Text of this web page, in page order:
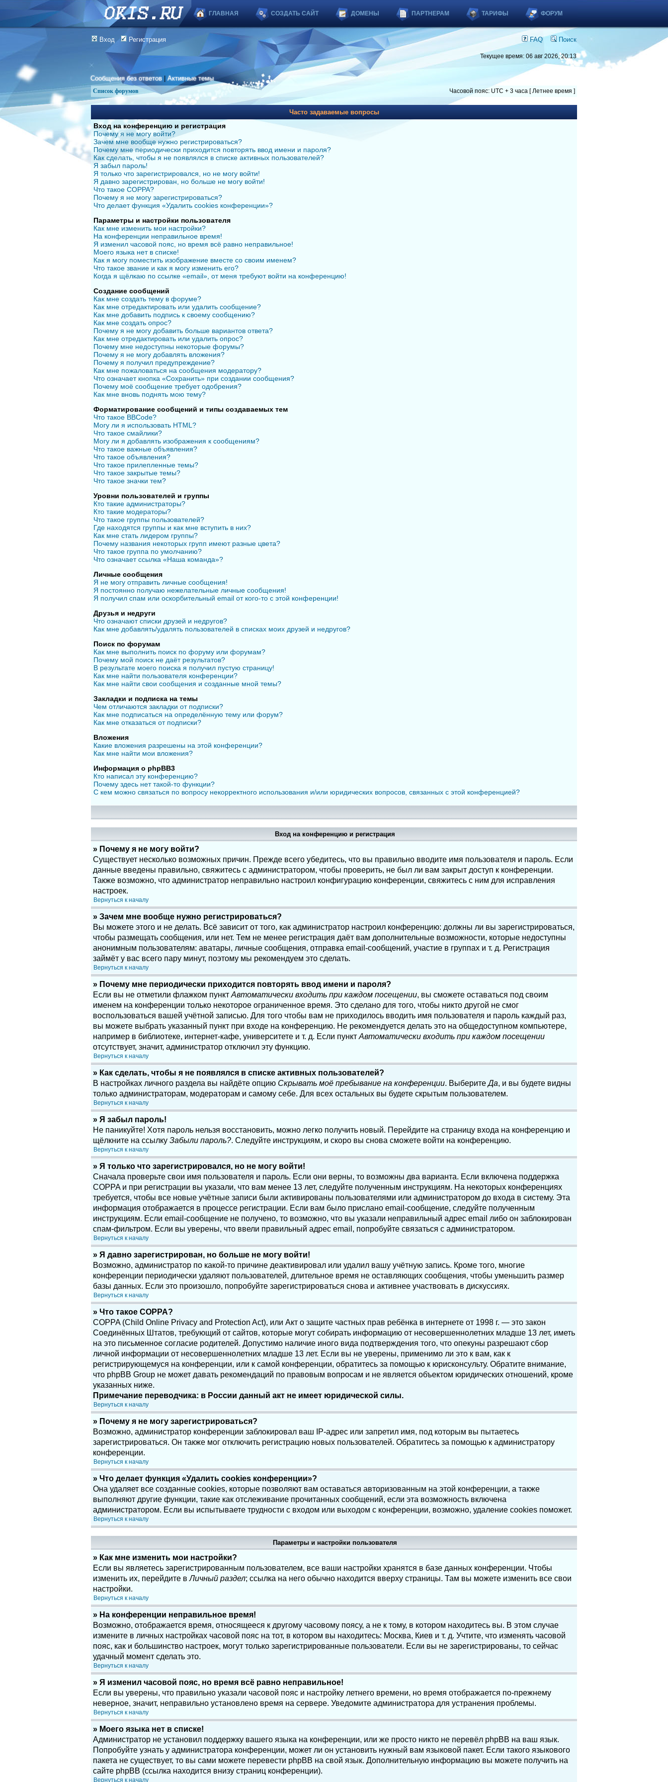
ГЛАВНАЯ СОЗДАТЬ САЙТ ДОМЕНЫ ПАРТНЕРАМ ТАРИФЫ ФОРУМ
Вход Регистрация FAQ Поиск
Текущее время: 06 авг 2026, 20:13
Сообщения без ответов |Активные темы
Список форумов Часовой пояс: UTC + 3 часа [ Летнее время ]
Часто задаваемые вопросы
Вход на конференцию и регистрация
Почему я не могу войти?
Зачем мне вообще нужно регистрироваться?
Почему мне периодически приходится повторять ввод имени и пароля?
Как сделать, чтобы я не появлялся в списке активных пользователей?
Я забыл пароль!
Я только что зарегистрировался, но не могу войти!
Я давно зарегистрирован, но больше не могу войти!
Что такое COPPA?
Почему я не могу зарегистрироваться?
Что делает функция «Удалить cookies конференции»?
Параметры и настройки пользователя
Как мне изменить мои настройки?
На конференции неправильное время!
Я изменил часовой пояс, но время всё равно неправильное!
Моего языка нет в списке!
Как я могу поместить изображение вместе со своим именем?
Что такое звание и как я могу изменить его?
Когда я щёлкаю по ссылке «email», от меня требуют войти на конференцию!
Создание сообщений
Как мне создать тему в форуме?
Как мне отредактировать или удалить сообщение?
Как мне добавить подпись к своему сообщению?
Как мне создать опрос?
Почему я не могу добавить больше вариантов ответа?
Как мне отредактировать или удалить опрос?
Почему мне недоступны некоторые форумы?
Почему я не могу добавлять вложения?
Почему я получил предупреждение?
Как мне пожаловаться на сообщения модератору?
Что означает кнопка «Сохранить» при создании сообщения?
Почему моё сообщение требует одобрения?
Как мне вновь поднять мою тему?
Форматирование сообщений и типы создаваемых тем
Что такое BBCode?
Могу ли я использовать HTML?
Что такое смайлики?
Могу ли я добавлять изображения к сообщениям?
Что такое важные объявления?
Что такое объявления?
Что такое прилепленные темы?
Что такое закрытые темы?
Что такое значки тем?
Уровни пользователей и группы
Кто такие администраторы?
Кто такие модераторы?
Что такое группы пользователей?
Где находятся группы и как мне вступить в них?
Как мне стать лидером группы?
Почему названия некоторых групп имеют разные цвета?
Что такое группа по умолчанию?
Что означает ссылка «Наша команда»?
Личные сообщения
Я не могу отправить личные сообщения!
Я постоянно получаю нежелательные личные сообщения!
Я получил спам или оскорбительный email от кого-то с этой конференции!
Друзья и недруги
Что означают списки друзей и недругов?
Как мне добавлять/удалять пользователей в списках моих друзей и недругов?
Поиск по форумам
Как мне выполнить поиск по форуму или форумам?
Почему мой поиск не даёт результатов?
В результате моего поиска я получил пустую страницу!
Как мне найти пользователя конференции?
Как мне найти свои сообщения и созданные мной темы?
Закладки и подписка на темы
Чем отличаются закладки от подписки?
Как мне подписаться на определённую тему или форум?
Как мне отказаться от подписки?
Вложения
Какие вложения разрешены на этой конференции?
Как мне найти мои вложения?
Информация о phpBB3
Кто написал эту конференцию?
Почему здесь нет такой-то функции?
С кем можно связаться по вопросу некорректного использования и/или юридических вопросов, связанных с этой конференцией?
Вход на конференцию и регистрация
» Почему я не могу войти?
Существует несколько возможных причин. Прежде всего убедитесь, что вы правильно вводите имя пользователя и пароль. Если
данные введены правильно, свяжитесь с администратором, чтобы проверить, не был ли вам закрыт доступ к конференции.
Также возможно, что администратор неправильно настроил конфигурацию конференции, свяжитесь с ним для исправления
настроек.
Вернуться к началу
» Зачем мне вообще нужно регистрироваться?
Вы можете этого и не делать. Всё зависит от того, как администратор настроил конференцию: должны ли вы зарегистрироваться,
чтобы размещать сообщения, или нет. Тем не менее регистрация даёт вам дополнительные возможности, которые недоступны
анонимным пользователям: аватары, личные сообщения, отправка email-сообщений, участие в группах и т. д. Регистрация
займёт у вас всего пару минут, поэтому мы рекомендуем это сделать.
Вернуться к началу
» Почему мне периодически приходится повторять ввод имени и пароля?
Если вы не отметили флажком пункт Автоматически входить при каждом посещении, вы сможете оставаться под своим
именем на конференции только некоторое ограниченное время. Это сделано для того, чтобы никто другой не смог
воспользоваться вашей учётной записью. Для того чтобы вам не приходилось вводить имя пользователя и пароль каждый раз,
вы можете выбрать указанный пункт при входе на конференцию. Не рекомендуется делать это на общедоступном компьютере,
например в библиотеке, интернет-кафе, университете и т. д. Если пункт Автоматически входить при каждом посещении
отсутствует, значит, администратор отключил эту функцию.
Вернуться к началу
» Как сделать, чтобы я не появлялся в списке активных пользователей?
В настройках личного раздела вы найдёте опцию Скрывать моё пребывание на конференции. ВыберитеДа, и вы будете видны
только администраторам, модераторам и самому себе. Для всех остальных вы будете скрытым пользователем.
Вернуться к началу
» Я забыл пароль!
Не паникуйте! Хотя пароль нельзя восстановить, можно легко получить новый. Перейдите на страницу входа на конференцию и
щёлкните на ссылку Забыли пароль?. Следуйте инструкциям, и скоро вы снова сможете войти на конференцию.
Вернуться к началу
» Я только что зарегистрировался, но не могу войти!
Сначала проверьте свои имя пользователя и пароль. Если они верны, то возможны два варианта. Если включена поддержка
COPPA и при регистрации вы указали, что вам менее 13 лет, следуйте полученным инструкциям. На некоторых конференциях
требуется, чтобы все новые учётные записи были активированы пользователями или администратором до входа в систему. Эта
информация отображается в процессе регистрации. Если вам было прислано email-сообщение, следуйте полученным
инструкциям. Если email-сообщение не получено, то возможно, что вы указали неправильный адрес email либо он заблокирован
спам-фильтром. Если вы уверены, что ввели правильный адрес email, попробуйте связаться с администратором.
Вернуться к началу
» Я давно зарегистрирован, но больше не могу войти!
Возможно, администратор по какой-то причине деактивировал или удалил вашу учётную запись. Кроме того, многие
конференции периодически удаляют пользователей, длительное время не оставляющих сообщения, чтобы уменьшить размер
базы данных. Если это произошло, попробуйте зарегистрироваться снова и активнее участвовать в дискуссиях.
Вернуться к началу
» Что такое COPPA?
COPPA (Child Online Privacy and Protection Act), или Акт о защите частных прав ребёнка в интернете от 1998 г. — это закон
Соединённых Штатов, требующий от сайтов, которые могут собирать информацию от несовершеннолетних младше 13 лет, иметь
на это письменное согласие родителей. Допустимо наличие иного вида подтверждения того, что опекуны разрешают сбор
личной информации от несовершеннолетних младше 13 лет. Если вы не уверены, применимо ли это к вам, как к
регистрирующемуся на конференции, или к самой конференции, обратитесь за помощью к юрисконсульту. Обратите внимание,
что phpBB Group не может давать рекомендаций по правовым вопросам и не является объектом юридических отношений, кроме
указанных ниже.
Примечание переводчика: в России данный акт не имеет юридической силы.
Вернуться к началу
» Почему я не могу зарегистрироваться?
Возможно, администратор конференции заблокировал ваш IP-адрес или запретил имя, под которым вы пытаетесь
зарегистрироваться. Он также мог отключить регистрацию новых пользователей. Обратитесь за помощью к администратору
конференции.
Вернуться к началу
» Что делает функция «Удалить cookies конференции»?
Она удаляет все созданные cookies, которые позволяют вам оставаться авторизованным на этой конференции, а также
выполняют другие функции, такие как отслеживание прочитанных сообщений, если эта возможность включена
администратором. Если вы испытываете трудности с входом или выходом с конференции, возможно, удаление cookies поможет.
Вернуться к началу
Параметры и настройки пользователя
» Как мне изменить мои настройки?
Если вы являетесь зарегистрированным пользователем, все ваши настройки хранятся в базе данных конференции. Чтобы
изменить их, перейдите вЛичный раздел; ссылка на него обычно находится вверху страницы. Там вы можете изменить все свои
настройки.
Вернуться к началу
» На конференции неправильное время!
Возможно, отображается время, относящееся к другому часовому поясу, а не к тому, в котором находитесь вы. В этом случае
измените в личных настройках часовой пояс на тот, в котором вы находитесь: Москва, Киев и т. д. Учтите, что изменять часовой
пояс, как и большинство настроек, могут только зарегистрированные пользователи. Если вы не зарегистрированы, то сейчас
удачный момент сделать это.
Вернуться к началу
» Я изменил часовой пояс, но время всё равно неправильное!
Если вы уверены, что правильно указали часовой пояс и настройку летнего времени, но время отображается по-прежнему
неверное, значит, неправильно установлено время на сервере. Уведомите администратора для устранения проблемы.
Вернуться к началу
» Моего языка нет в списке!
Администратор не установил поддержку вашего языка на конференции, или же просто никто не перевёл phpBB на ваш язык.
Попробуйте узнать у администратора конференции, может ли он установить нужный вам языковой пакет. Если такого языкового
пакета не существует, то вы сами можете перевести phpBB на свой язык. Дополнительную информацию вы можете получить на
сайте phpBB (ссылка находится внизу страниц конференции).
Вернуться к началу